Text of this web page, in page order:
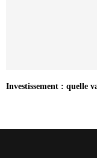
Investissement : quelle